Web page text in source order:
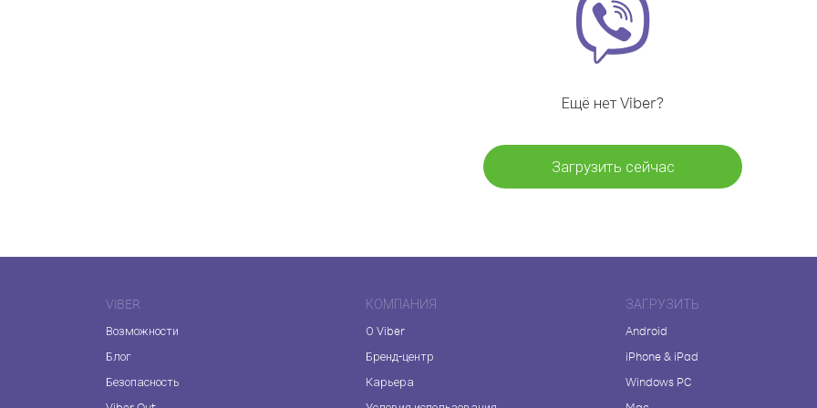
Ещё нет Viber?
Загрузить сейчас
VIBER
Возможности
Блог
Безопасность
КОМПАНИЯ
О Viber
Бренд-центр
Карьера
ЗАГРУЗИТЬ
Android
iPhone & iPad
Windows PC